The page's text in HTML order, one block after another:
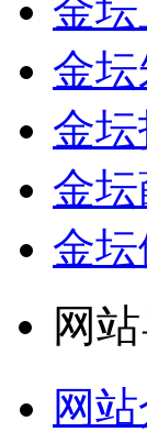
金
金
金
金
金
网
网